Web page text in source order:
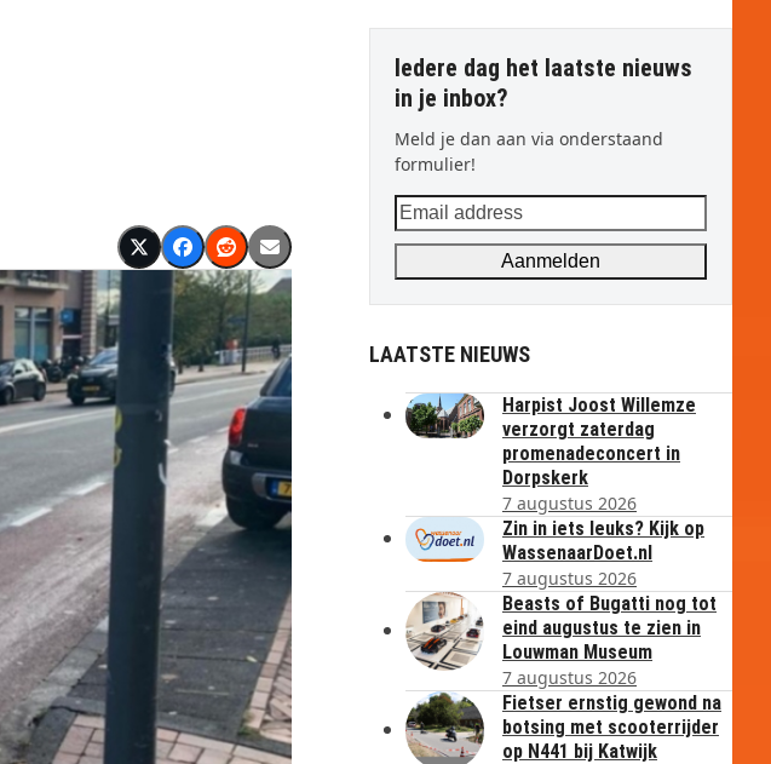
Iedere dag het laatste nieuws
in je inbox?
Meld je dan aan via onderstaand
formulier!
Email
address
Aanmelden
LAATSTE NIEUWS
Harpist Joost Willemze
verzorgt zaterdag
promenadeconcert in
Dorpskerk
7 augustus 2026
Zin in iets leuks? Kijk op
WassenaarDoet.nl
7 augustus 2026
Beasts of Bugatti nog tot
eind augustus te zien in
Louwman Museum
7 augustus 2026
Fietser ernstig gewond na
botsing met scooterrijder
op N441 bij Katwijk